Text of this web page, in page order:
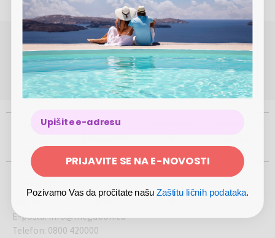
POTREBNA VAM JE POMOĆ OKO REZERVACIJE ILI
KUPOVINE?
(Pon-Pet 8.00 - 17.00)
0800 420000 info@megabon.eu
100%
KUPOVINA
VIŠE OD
GODINE
Ponuđač
E-pošta:info@megabon.eu
Telefon: 0800 420000
PRIJAVITE SE NA E-NOVOSTI
Pozivamo Vas da pročitate našuZaštitu ličnih podataka.